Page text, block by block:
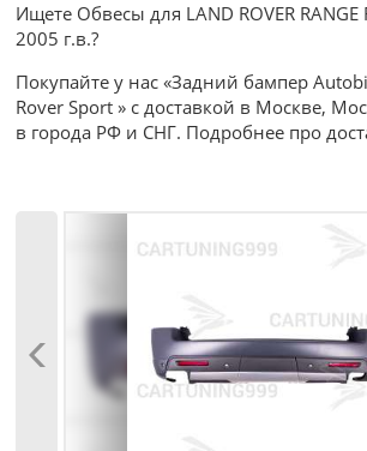
Ищете Обвесы для LAND ROVER RANGE
2005 г.в.?
Покупайте у нас «Задний бампер
Rover Sport » с доставкой в Москве,
в города РФ и СНГ. Подробнее про